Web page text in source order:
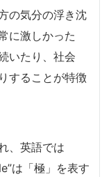
の気分の浮き沈
に激しかった
いたり、社会
することが特徴
、英語では
は「極」を表す